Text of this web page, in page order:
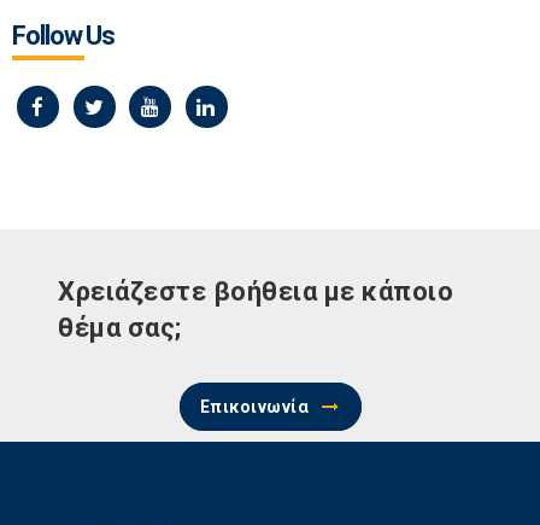
Follow Us
Χρειάζεστε βοήθεια με κάποιο
θέμα σας;
Επικοινωνία